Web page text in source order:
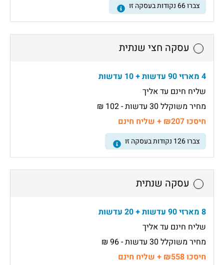
צברו66 נקודות בעסקה זו
עסקה חצי שנתית
4 מארזי 90 עדשות + 10 עדשות
שליח חינם עד אליך
מחיר משוקלל 30 עדשות - 102 ₪
חיסכו ₪207 + שליח חינם
צברו126 נקודות בעסקה זו
עסקה שנתית
8 מארזי 90 עדשות + 20 עדשות
שליח חינם עד אליך
מחיר משוקלל 30 עדשות - 96 ₪
חיסכו ₪558 + שליח חינם